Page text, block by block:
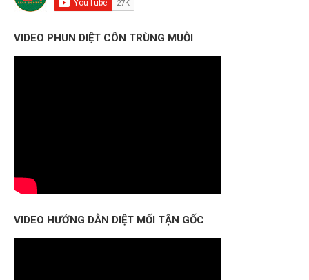
VIDEO PHUN DIỆT CÔN TRÙNG MUỖI
VIDEO HƯỚNG DẪN DIỆT MỐI TẬN GỐC